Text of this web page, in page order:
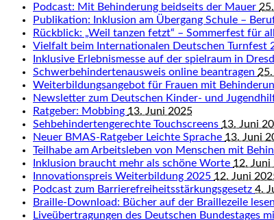
Podcast: Mit Behinderung beidseits der Mauer
Publikation: Inklusion am Übergang Schule –
Rückblick: „Weil tanzen fetzt“ – Sommerfest für
Vielfalt beim Internationalen Deutschen Turnfest
Inklusive Erlebnismesse auf der spielraum in
Schwerbehindertenausweis online beantragen
Weiterbildungsangebot für Frauen mit
Newsletter zum Deutschen Kinder- und
Ratgeber: Mobbing 13. Juni 2025
Sehbehindertengerechte Touchscreens 13. Juni
Neuer BMAS-Ratgeber Leichte Sprache 13. Juni
Teilhabe am Arbeitsleben von Menschen mit
Inklusion braucht mehr als schöne Worte 12. Juni
Innovationspreis Weiterbildung 2025 12. Juni
Podcast zum Barrierefreiheitsstärkungsgesetz 4.
Braille-Download: Bücher auf der Braillezeile lesen
Liveübertragungen des Deutschen Bundestages